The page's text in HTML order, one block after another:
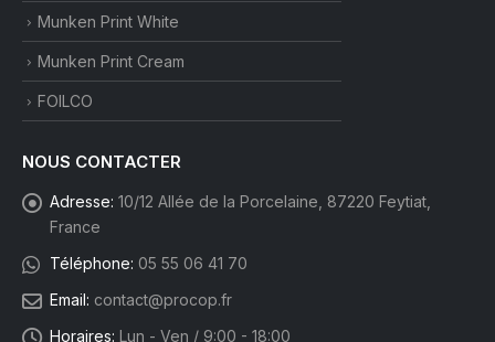
Munken Print White
Munken Print Cream
FOILCO
NOUS CONTACTER
Adresse: 10/12 Allée de la Porcelaine, 87220 Feytiat,
France
Téléphone: 05 55 06 41 70
Email: contact@procop.fr
Horaires: Lun - Ven / 9:00 - 18:00